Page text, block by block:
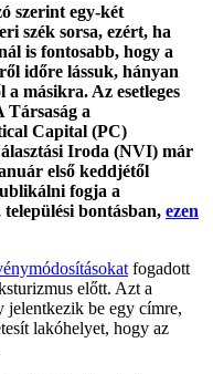
szerint egy-két
szék sorsa, ezért, ha
is fontosabb, hogy a
időre lássuk, hányan
másikra. Az esetleges
Társaság a
Capital (PC)
Iroda (NVI) már
első keddjétől
fogja a
bontásban, ezen
fogadott
előtt. Azt a
be egy címre,
lakóhelyet, hogy az